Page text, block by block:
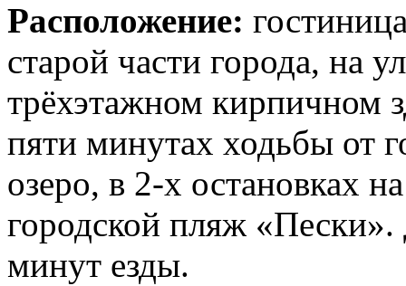
Расположение:
старой части города, на
трёхэтажном кирпичном
пяти минутах ходьбы от
озеро, в 2-х остановках
городской пляж
минут езды.